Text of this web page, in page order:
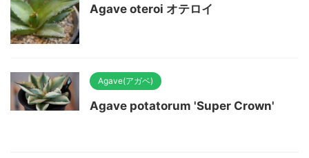
Agave oteroi オテロイ
Agave(アガベ)
Agave potatorum 'Super Crown'